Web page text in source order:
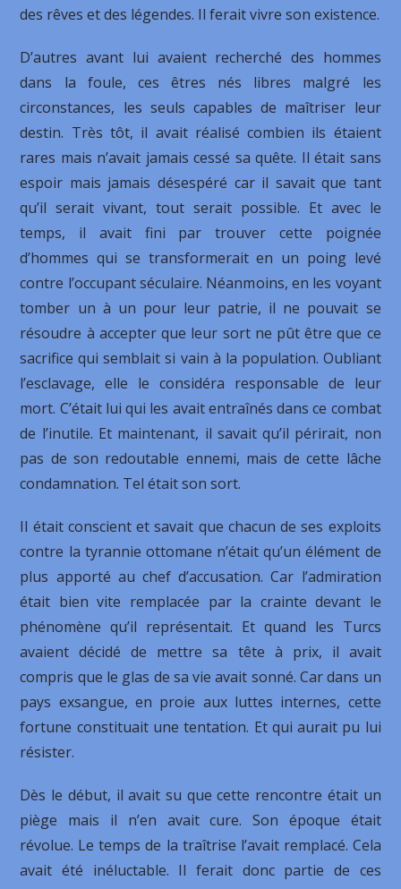
des rêves et des légendes. Il ferait vivre son existence.
D’autres avant lui avaient recherché des hommes
dans la foule, ces êtres nés libres malgré les
circonstances, les seuls capables de maîtriser leur
destin. Très tôt, il avait réalisé combien ils étaient
rares mais n’avait jamais cessé sa quête. Il était sans
espoir mais jamais désespéré car il savait que tant
qu’il serait vivant, tout serait possible. Et avec le
temps, il avait fini par trouver cette poignée
d’hommes qui se transformerait en un poing levé
contre l’occupant séculaire. Néanmoins, en les voyant
tomber un à un pour leur patrie, il ne pouvait se
résoudre à accepter que leur sort ne pût être que ce
sacrifice qui semblait si vain à la population. Oubliant
l’esclavage, elle le considéra responsable de leur
mort. C’était lui qui les avait entraînés dans ce combat
de l’inutile. Et maintenant, il savait qu’il périrait, non
pas de son redoutable ennemi, mais de cette lâche
condamnation. Tel était son sort.
Il était conscient et savait que chacun de ses exploits
contre la tyrannie ottomane n’était qu’un élément de
plus apporté au chef d’accusation. Car l’admiration
était bien vite remplacée par la crainte devant le
phénomène qu’il représentait. Et quand les Turcs
avaient décidé de mettre sa tête à prix, il avait
compris que le glas de sa vie avait sonné. Car dans un
pays exsangue, en proie aux luttes internes, cette
fortune constituait une tentation. Et qui aurait pu lui
résister.
Dès le début, il avait su que cette rencontre était un
piège mais il n’en avait cure. Son époque était
révolue. Le temps de la traîtrise l’avait remplacé. Cela
avait été inéluctable. Il ferait donc partie de ces